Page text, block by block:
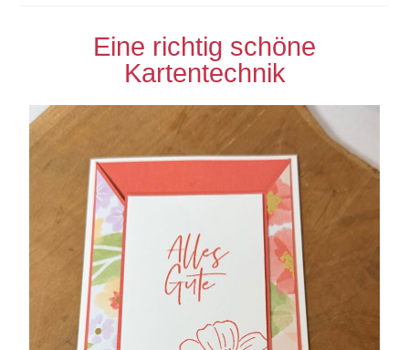
Eine richtig schöne
Kartentechnik